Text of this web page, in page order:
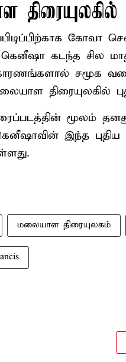
கோவா
கடந்த சில
சமூக
திரையுலகில்
மூலம்
இந்த புதிய
மலையாள திரையுலகம்